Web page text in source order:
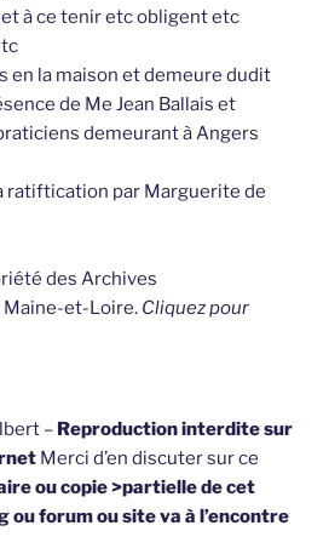
à ce tenir etc obligent etc
en la maison et demeure dudit
de Me Jean Ballais et
demeurant à Angers
ratiftication par Marguerite de
des Archives
et-Loire. Cliquez pour
– Reproduction interdite sur
Merci d’en discuter sur ce
ou copie >partielle de cet
forum ou site va à l’encontre